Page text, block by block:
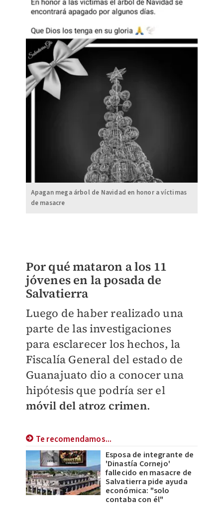
Apagan mega árbol de Navidad en honor a víctimas
de masacre
Por qué mataron a los 11
jóvenes en la posada de
Salvatierra
Luego de haber realizado una
parte de las investigaciones
para esclarecer los hechos, la
Fiscalía General del estado de
Guanajuato dio a conocer una
hipótesis que podría ser el
móvil del atroz crimen.
Te recomendamos...
Esposa de integrante de
'Dinastía Cornejo'
fallecido en masacre de
Salvatierra pide ayuda
económica: "solo
contaba con él"